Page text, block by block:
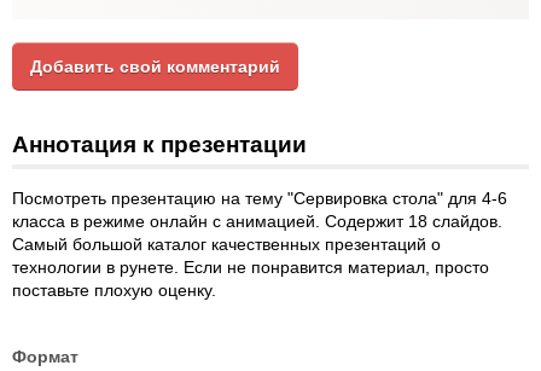
Добавить свой комментарий
Аннотация к презентации
Посмотреть презентацию на тему "Сервировка стола" для 4-6
класса в режиме онлайн с анимацией. Содержит 18 слайдов.
Самый большой каталог качественных презентаций о
технологии в рунете. Если не понравится материал, просто
поставьте плохую оценку.
Формат